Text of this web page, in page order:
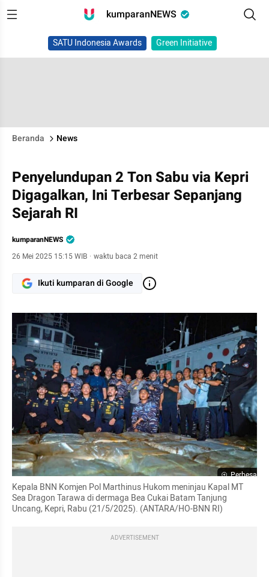
kumparanNEWS
SATU Indonesia Awards Green Initiative
Beranda News
Penyelundupan 2 Ton Sabu via Kepri
Digagalkan, Ini Terbesar Sepanjang
Sejarah RI
kumparanNEWS
26 Mei 2025 15:15 WIB · waktu baca 2 menit
Ikuti kumparan di Google
Perbesar
Kepala BNN Komjen Pol Marthinus Hukom meninjau Kapal MT
Sea Dragon Tarawa di dermaga Bea Cukai Batam Tanjung
Uncang, Kepri, Rabu (21/5/2025). (ANTARA/HO-BNN RI)
ADVERTISEMENT